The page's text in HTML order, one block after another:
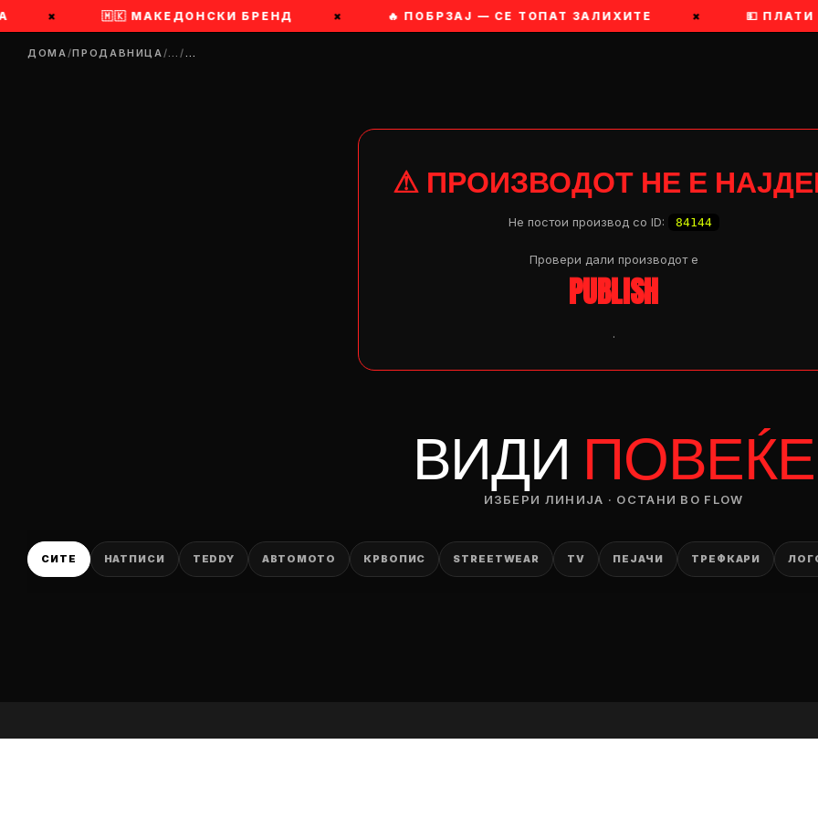
× 🇲🇰 МАКЕДОНСКИ БРЕНД × 🔥 ПОБРЗАЈ — СЕ ТОПАТ ЗАЛИХИТЕ × 💵
ДОМА/ПРОДАВНИЦА/…/…
⚠ ПРОИЗВОДОТ НЕ Е
Не постои производ со ID: 84144
Провери дали производот e
PUBLISH
.
ВИДИ ПОВЕЌЕ
ИЗБЕРИ ЛИНИЈА · ОСТАНИ ВО FLOW
СИТЕ НАТПИСИ TEDDY АВТОМОТО КРВОПИС STREETWEAR TV ПЕЈАЧИ ТРЕФКАРИ
— ден
ПЛАТИ ПРИ ДОСТАВА ВО КЕШ